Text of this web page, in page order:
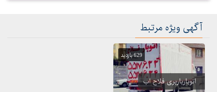
آگهی ویژه مرتبط
629 بازدید
اتوبارباربری فلاح اب